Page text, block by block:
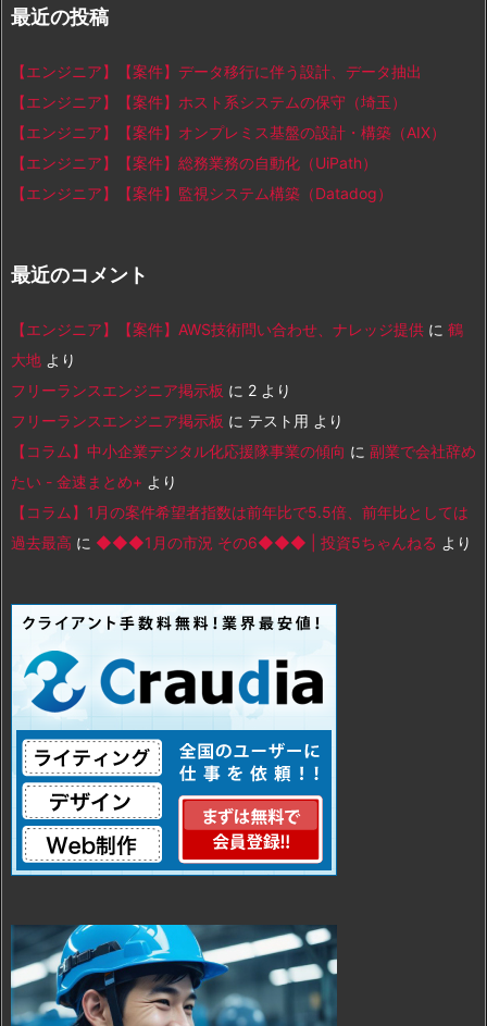
最近の投稿
【エンジニア】【案件】データ移行に伴う設計、データ抽出
【エンジニア】【案件】ホスト系システムの保守（埼玉）
【エンジニア】【案件】オンプレミス基盤の設計・構築（AIX）
【エンジニア】【案件】総務業務の自動化（UiPath）
【エンジニア】【案件】監視システム構築（Datadog）
最近のコメント
【エンジニア】【案件】AWS技術問い合わせ、ナレッジ提供 に 鶴
大地 より
フリーランスエンジニア掲示板 に 2 より
フリーランスエンジニア掲示板 に テスト用 より
【コラム】中小企業デジタル化応援隊事業の傾向 に 副業で会社辞め
たい - 金速まとめ+ より
【コラム】1月の案件希望者指数は前年比で5.5倍、前年比としては
過去最高 に ◆◆◆1月の市況 その6◆◆◆ | 投資5ちゃんねる より